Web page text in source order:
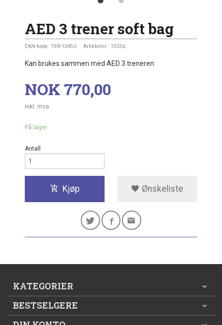
AED 3 trener soft bag
EAN-kode: 198-10450 Artikkelnr.: 1555b
Kan brukes sammen med AED 3 treneren
Pris
NOK 770,00
inkl. mva.
På lager
Antall
Kjøp Ønskeliste
KATEGORIER
BESTSELGERE